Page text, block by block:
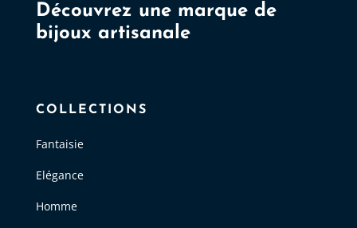
Découvrez une marque de
bijoux artisanale
COLLECTIONS
Fantaisie
Elégance
Homme